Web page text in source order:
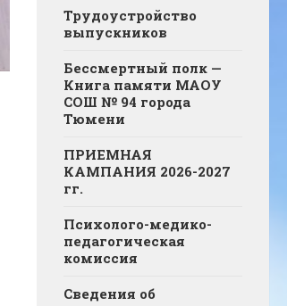
Трудоустройство
выпускников
Бессмертный полк —
Книга памяти МАОУ
СОШ № 94 города
Тюмени
ПРИЕМНАЯ
КАМПАНИЯ 2026-2027
гг.
Психолого-медико-
педагогическая
комиссия
Сведения об